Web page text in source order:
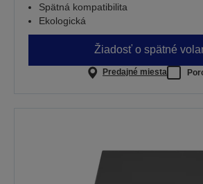
Spätná kompatibilita
Ekologická
Žiadosť o spätné
Predajné miesta